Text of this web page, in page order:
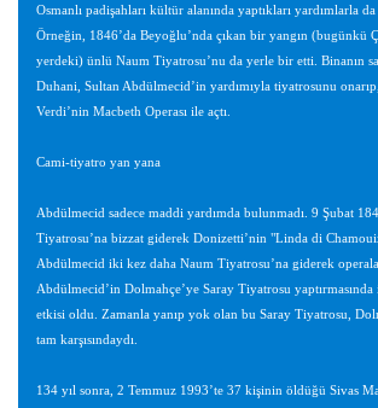
Osmanlı padişahları kültür alanında yaptıkları yardımlarla
Örneğin, 1846’da Beyoğlu’nda çıkan bir yangın (bugünkü
yerdeki) ünlü Naum Tiyatrosu’nu da yerle bir etti. Binanın
Duhani, Sultan Abdülmecid’in yardımıyla tiyatrosunu
Verdi’nin Macbeth Operası ile açtı.
Cami-tiyatro yan yana
Abdülmecid sadece maddi yardımda bulunmadı. 9 Şubat
Tiyatrosu’na bizzat giderek Donizetti’nin "Linda di
Abdülmecid iki kez daha Naum Tiyatrosu’na giderek
Abdülmecid’in Dolmahçe’ye Saray Tiyatrosu
etkisi oldu. Zamanla yanıp yok olan bu Saray Tiyatrosu,
tam karşısındaydı.
134 yıl sonra, 2 Temmuz 1993’te 37 kişinin öldüğü Sivas